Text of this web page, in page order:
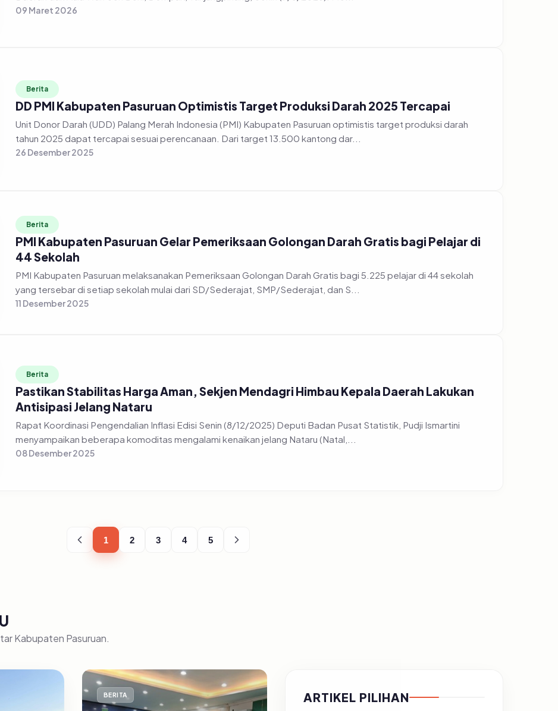
09 Maret 2026
Berita
DD PMI Kabupaten Pasuruan Optimistis Target Produksi Darah 2025 Tercapai
Unit Donor Darah (UDD) Palang Merah Indonesia (PMI) Kabupaten Pasuruan optimistis target produksi darah
tahun 2025 dapat tercapai sesuai perencanaan. Dari target 13.500 kantong dar...
26 Desember 2025
Berita
PMI Kabupaten Pasuruan Gelar Pemeriksaan Golongan Darah Gratis bagi Pelajar di
44 Sekolah
PMI Kabupaten Pasuruan melaksanakan Pemeriksaan Golongan Darah Gratis bagi 5.225 pelajar di 44 sekolah
yang tersebar di setiap sekolah mulai dari SD/Sederajat, SMP/Sederajat, dan S...
11 Desember 2025
Berita
Pastikan Stabilitas Harga Aman, Sekjen Mendagri Himbau Kepala Daerah Lakukan
Antisipasi Jelang Nataru
Rapat Koordinasi Pengendalian Inflasi Edisi Senin (8/12/2025) Deputi Badan Pusat Statistik, Pudji Ismartini
menyampaikan beberapa komoditas mengalami kenaikan jelang Nataru (Natal,...
08 Desember 2025
1 2 3 4 5
Kabupaten Pasuruan.
BERITA ARTIKEL PILIHAN